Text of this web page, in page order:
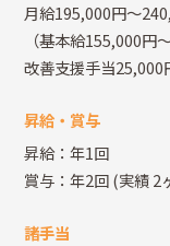
月給195,000円～
（基本給155,000
改善支援手当25,000
昇給・賞与
昇給：年1回
賞与：年2回(実績 2
諸手当